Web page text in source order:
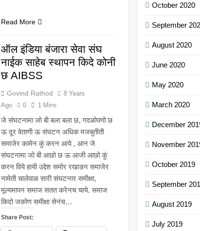
Read More
ऑल इंडिया बंजारा सेवा संघ
नाईक साहेब स्थापन किदे कोनी
छ AIBSS
Govind Rathod
8 Years
Ago
0 1 Mins
जे संघटनामा जो बी बला बला छ, गदळोपणो छ
ऊ दूर वेताणी ऊ संघटन अधिक मजबुतीती
समाजेर कामेन कुं करन आये , आन जे
संघटनामा जो बी आछो छ ऊ आजी आछो कुं
करन विये हायी उद्देश समोर रखाडन समाजेर
नामेती चालेवाळ सारी संघटनार समीक्षा,
मूल्यमापन समाज सतत करेनच चाये. समाज
किदो जकोण समीक्षा सेनंच…
Share Post:
October 2020
September
August 2020
June 2020
May 2020
March 2020
December
November
October 2019
September
August 2019
July 2019